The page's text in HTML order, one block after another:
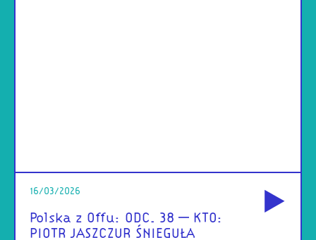
16/03/2026
Polska z Offu: ODC. 38 – KTO:
PIOTR JASZCZUR ŚNIEGUŁA